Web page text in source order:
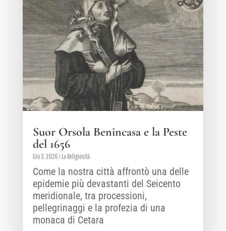
Suor Orsola Benincasa e la Peste
del 1656
Giu 3, 2026 La Religiosità
Come la nostra città affrontò una delle
epidemie più devastanti del Seicento
meridionale, tra processioni,
pellegrinaggi e la profezia di una
monaca di Cetara